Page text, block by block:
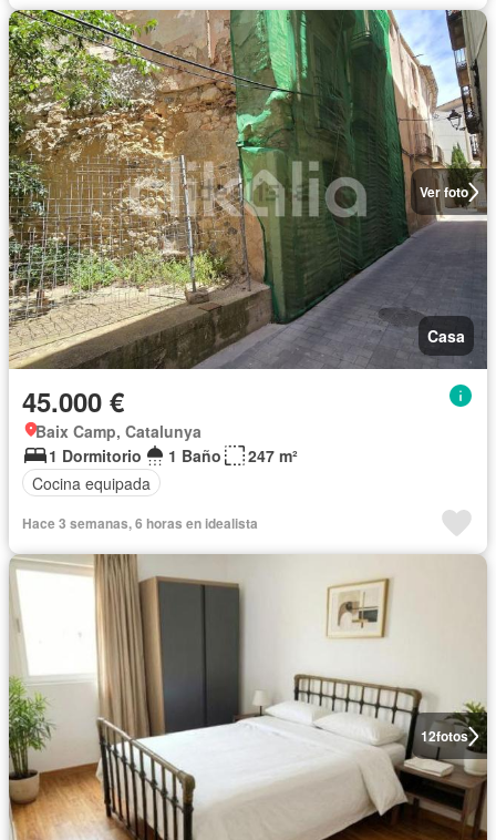
Ver foto
Casa
45.000 €
Baix Camp, Catalunya
1 Dormitorio
1 Baño
247 m²
Cocina equipada
Hace 3 semanas, 6 horas en idealista
12fotos